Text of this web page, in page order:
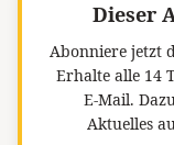
Dieser
Abonniere jetzt
Erhalte alle 14
E-Mail.
Aktuelles